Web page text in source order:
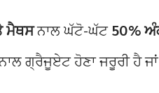
ਮੈਥਸਨਾਲ ਘੱਟੋ-ਘੱਟ50%
ਗ੍ਰੈਜੂਏਟ ਹੋਣਾ ਜਰੂਰੀ ਹੈ ਜਾਂ